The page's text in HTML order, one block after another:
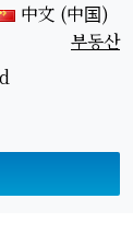
中文 (中国)
부동산